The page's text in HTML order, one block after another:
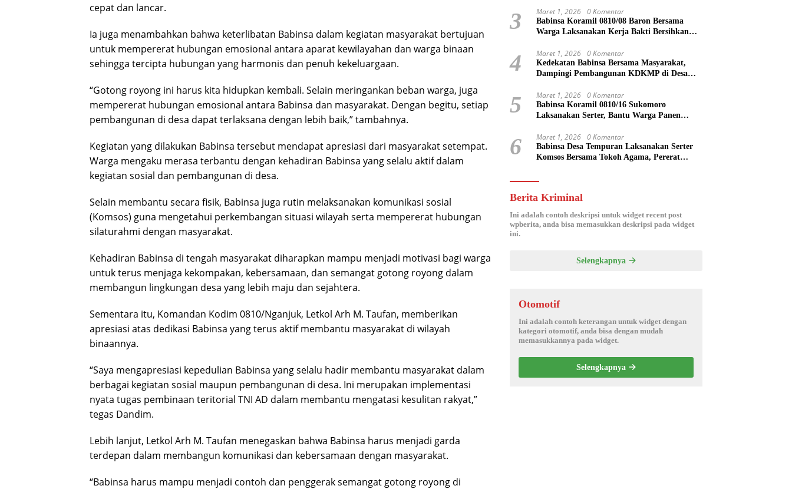
cepat dan lancar.
Ia juga menambahkan bahwa keterlibatan Babinsa dalam kegiatan masyarakat bertujuan
untuk mempererat hubungan emosional antara aparat kewilayahan dan warga binaan
sehingga tercipta hubungan yang harmonis dan penuh kekeluargaan.
“Gotong royong ini harus kita hidupkan kembali. Selain meringankan beban warga, juga
mempererat hubungan emosional antara Babinsa dan masyarakat. Dengan begitu, setiap
pembangunan di desa dapat terlaksana dengan lebih baik,” tambahnya.
Kegiatan yang dilakukan Babinsa tersebut mendapat apresiasi dari masyarakat setempat.
Warga mengaku merasa terbantu dengan kehadiran Babinsa yang selalu aktif dalam
kegiatan sosial dan pembangunan di desa.
Selain membantu secara fisik, Babinsa juga rutin melaksanakan komunikasi sosial
(Komsos) guna mengetahui perkembangan situasi wilayah serta mempererat hubungan
silaturahmi dengan masyarakat.
Kehadiran Babinsa di tengah masyarakat diharapkan mampu menjadi motivasi bagi warga
untuk terus menjaga kekompakan, kebersamaan, dan semangat gotong royong dalam
membangun lingkungan desa yang lebih maju dan sejahtera.
Sementara itu, Komandan Kodim 0810/Nganjuk, Letkol Arh M. Taufan, memberikan
apresiasi atas dedikasi Babinsa yang terus aktif membantu masyarakat di wilayah
binaannya.
“Saya mengapresiasi kepedulian Babinsa yang selalu hadir membantu masyarakat dalam
berbagai kegiatan sosial maupun pembangunan di desa. Ini merupakan implementasi
nyata tugas pembinaan teritorial TNI AD dalam membantu mengatasi kesulitan rakyat,”
tegas Dandim.
Lebih lanjut, Letkol Arh M. Taufan menegaskan bahwa Babinsa harus menjadi garda
terdepan dalam membangun komunikasi dan kebersamaan dengan masyarakat.
“Babinsa harus mampu menjadi contoh dan penggerak semangat gotong royong di
Polusi Udara
3 Maret 1, 2026 0 Komentar
Babinsa Koramil 0810/08 Baron Bersama
Warga Laksanakan Kerja Bakti Bersihkan
4 Maret 1, 2026 0 Komentar
Kedekatan Babinsa Bersama Masyarakat,
Dampingi Pembangunan KDKMP di Desa
5 Maret 1, 2026 0 Komentar
Babinsa Koramil 0810/16 Sukomoro
Laksanakan Serter, Bantu Warga Panen
6 Maret 1, 2026 0 Komentar
Babinsa Desa Tempuran Laksanakan Serter
Komsos Bersama Tokoh Agama, Pererat
Berita Kriminal
Ini adalah contoh deskripsi untuk widget recent post
wpberita, anda bisa memasukkan deskripsi pada widget
ini.
Selengkapnya
Otomotif
Ini adalah contoh keterangan untuk widget dengan
kategori otomotif, anda bisa dengan mudah
memasukkannya pada widget.
Selengkapnya